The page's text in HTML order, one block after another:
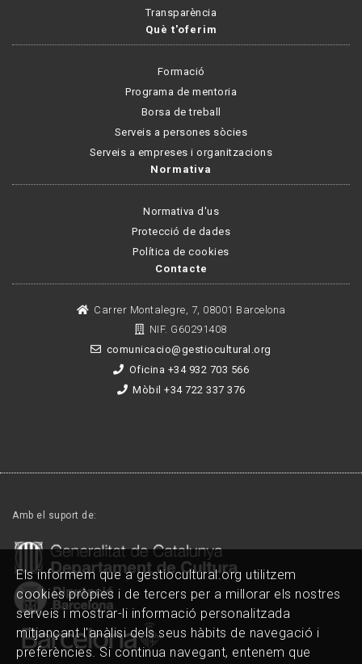
Transparència
Què t'oferim
Formació
Programa de mentoria
Borsa de treball
Serveis a persones sòcies
Serveis a empreses i organitzacions
Normativa
Normativa d'us
Protecció de dades
Política de cookies
Contacte
Carrer Montalegre, 7, 08001 Barcelona
NIF. G60291408
comunicacio@gestiocultural.org
Oficina +34 932 703 566
Mòbil +34 722 337 376
Amb el suport de:
Els informem que a gestiocultural.org utilitzem
cookies pròpies i de tercers per a millorar els nostres
serveis i mostrar-li informació personalitzada
mitjançant l'anàlisi dels seus hàbits de navegació i
preferències. Si continua navegant, entenem que